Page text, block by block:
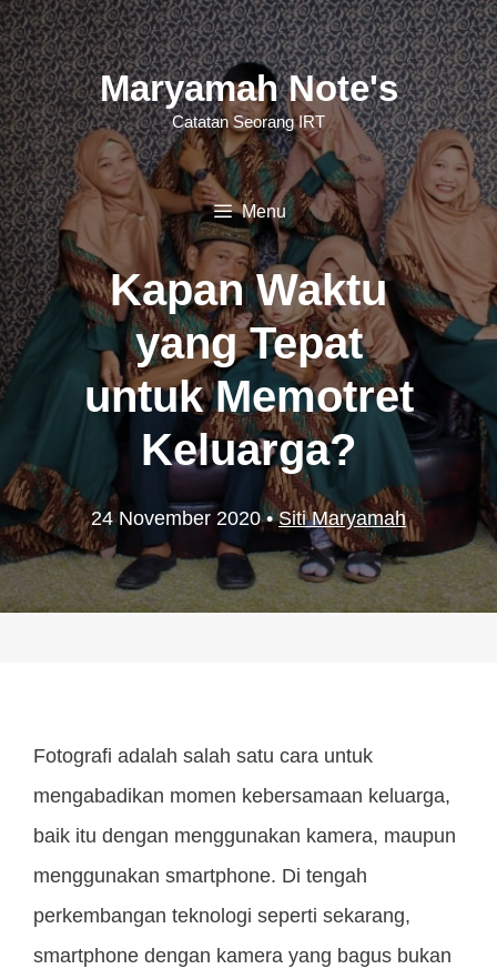
Langsung
ke
isi
Maryamah Note's
Catatan Seorang IRT
Menu
Kapan Waktu
yang Tepat
untuk Memotret
Keluarga?
24 November 2020•Siti Maryamah
Fotografi adalah salah satu cara untuk
mengabadikan momen kebersamaan keluarga,
baik itu dengan menggunakan kamera, maupun
menggunakan smartphone. Di tengah
perkembangan teknologi seperti sekarang,
smartphone dengan kamera yang bagus bukan